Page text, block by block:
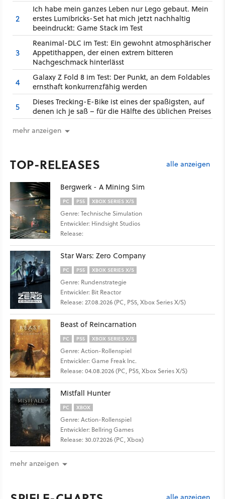
2
Ich habe mein ganzes Leben nur Lego gebaut. Mein
erstes Lumibricks-Set hat mich jetzt nachhaltig
beeindruckt: Game Stack im Test
3
Reanimal-DLC im Test: Ein gewohnt atmosphärischer
Appetithappen, der einen extrem bitteren
Nachgeschmack hinterlässt
4
Galaxy Z Fold 8 im Test: Der Punkt, an dem Foldables
ernsthaft konkurrenzfähig werden
5
Dieses Trecking-E-Bike ist eines der spaßigsten, auf
denen ich je saß – für die Hälfte des üblichen Preises
mehr anzeigen
TOP-RELEASES alle anzeigen
Bergwerk - A Mining Sim
PC PS5 XBOX SERIES X/S
Genre: Technische Simulation
Entwickler: Hindsight Studios
Release:
Star Wars: Zero Company
PC PS5 XBOX SERIES X/S
Genre: Rundenstrategie
Entwickler: Bit Reactor
Release: 27.08.2026 (PC, PS5, Xbox Series X/S)
Beast of Reincarnation
PC PS5 XBOX SERIES X/S
Genre: Action-Rollenspiel
Entwickler: Game Freak Inc.
Release: 04.08.2026 (PC, PS5, Xbox Series X/S)
Mistfall Hunter
PC XBOX
Genre: Action-Rollenspiel
Entwickler: Bellring Games
Release: 30.07.2026 (PC, Xbox)
mehr anzeigen